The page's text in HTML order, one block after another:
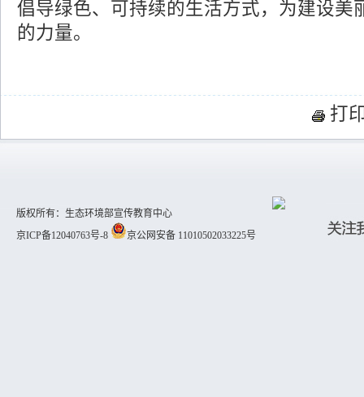
倡导绿色、可持续的生活方式，为建设美
的力量。
打
版权所有：生态环境部宣传教育中心
京ICP备12040763号-8
京公网安备 11010502033225号